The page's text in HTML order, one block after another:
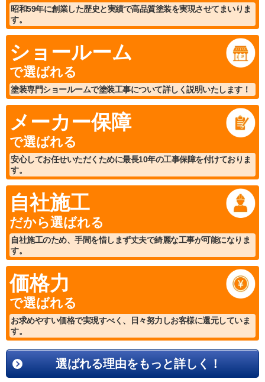
昭和59年に創業した歴史と実績で高品質塗装を実現させてまいりま
す。
ショールーム
で選ばれる
塗装専門ショールームで塗装工事について詳しく説明いたします！
メーカー保障
で選ばれる
安心してお任せいただくために最長10年の工事保障を付けておりま
す。
自社施工
だから選ばれる
自社施工のため、手間を惜しまず丈夫で綺麗な工事が可能になりま
す。
価格力
で選ばれる
お求めやすい価格で実現すべく、日々努力しお客様に還元していま
す。
選ばれる理由をもっと詳しく！